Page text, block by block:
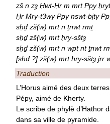
zš n zȝ Ḥwt-Ḥr m mrt Ppy
Ḥr Mry-t3wy Ppy nswt-bjty
sḥḏ zš(w) mrt n ṯnwt rmṯ
sḥḏ zš(w) mrt ḥry-sštȝ
sḥḏ zš(w) mrt n wpt nt ṯnwt
[sḥḏ ?] zš(w) mrt ḥry-sštȝ jrr
Traduction
L’Horus aimé des deux
Pépy, aimé de Kherty.
Le scribe de phylè d’Hathor
dans sa ville de pyramide.